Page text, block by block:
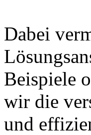
Dabei
Beispiele
wir die
und